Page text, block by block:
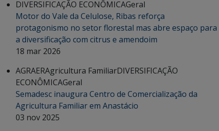
DIVERSIFICAÇÃO ECONÔMICAGeral
Motor do Vale da Celulose, Ribas reforça
protagonismo no setor florestal mas abre espaço para
a diversificação com citrus e amendoim
18 mar 2026
AGRAERAgricultura FamiliarDIVERSIFICAÇÃO
ECONÔMICAGeral
Semadesc inaugura Centro de Comercialização da
Agricultura Familiar em Anastácio
03 nov 2025